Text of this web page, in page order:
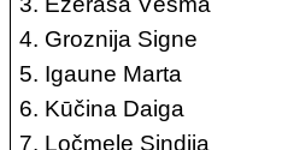
4. Groznija Signe
5. Igaune Marta
6. Kūčina Daiga
7. Ločmele Sindija